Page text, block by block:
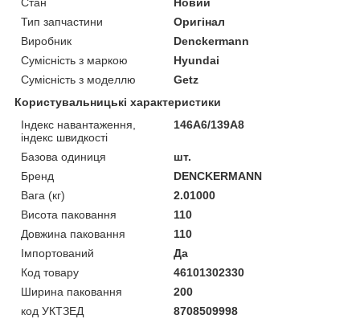
Тип запчастини
Оригінал
Виробник
Denckermann
Сумісність з маркою
Hyundai
Сумісність з моделлю
Getz
Користувальницькі характеристики
Індекс навантаження,
індекс швидкості
146A6/139A8
Базова одиниця
шт.
Бренд
DENCKERMANN
Вага (кг)
2.01000
Висота паковання
110
Довжина паковання
110
Імпортований
Да
Код товару
46101302330
Ширина паковання
200
код УКТЗЕД
8708509998